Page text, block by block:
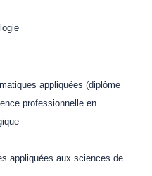
appliquées (diplôme
professionnelle en
appliquées aux sciences de